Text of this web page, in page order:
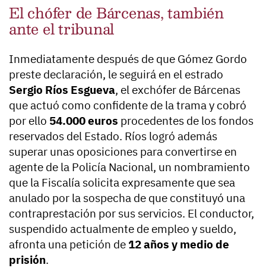
El chófer de Bárcenas, también
ante el tribunal
Inmediatamente después de que Gómez Gordo
preste declaración, le seguirá en el estrado
Sergio Ríos Esgueva, el exchófer de Bárcenas
que actuó como confidente de la trama y cobró
por ello 54.000 euros procedentes de los fondos
reservados del Estado. Ríos logró además
superar unas oposiciones para convertirse en
agente de la Policía Nacional, un nombramiento
que la Fiscalía solicita expresamente que sea
anulado por la sospecha de que constituyó una
contraprestación por sus servicios. El conductor,
suspendido actualmente de empleo y sueldo,
afronta una petición de 12 años y medio de
prisión.